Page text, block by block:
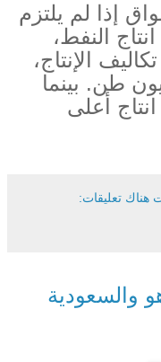
إذا لم يلتزم
النفط،
الإنتاج،
على تصدير 12 مليون طن. بينما
أعلى
هناك تعليقات:
والسعودية